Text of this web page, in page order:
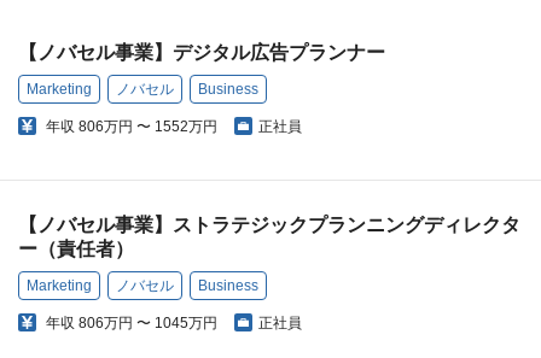
【ノバセル事業】デジタル広告プランナー
Marketing ノバセル Business
年収 806万円 〜 1552万円 正社員
【ノバセル事業】ストラテジックプランニングディレクタ
ー（責任者）
Marketing ノバセル Business
年収 806万円 〜 1045万円 正社員